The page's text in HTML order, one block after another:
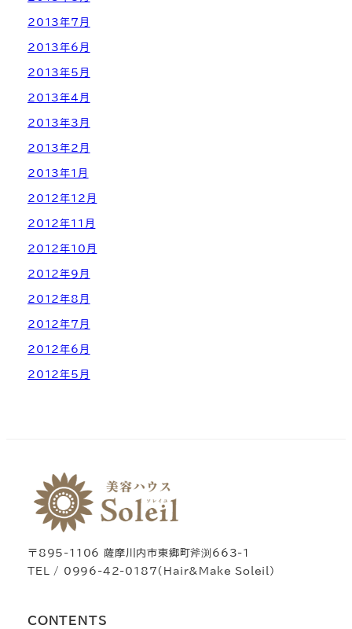
2013年7月
2013年6月
2013年5月
2013年4月
2013年3月
2013年2月
2013年1月
2012年12月
2012年11月
2012年10月
2012年9月
2012年8月
2012年7月
2012年6月
2012年5月
〒895-1106 薩摩川内市東郷町斧渕663-1
TEL / 0996-42-0187（Hair&Make Soleil）
CONTENTS